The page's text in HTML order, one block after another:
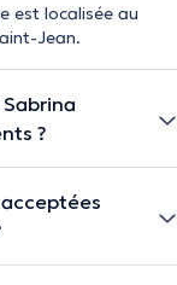
est localisée au
Jean.
?